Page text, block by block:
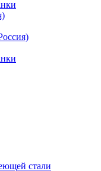
стали